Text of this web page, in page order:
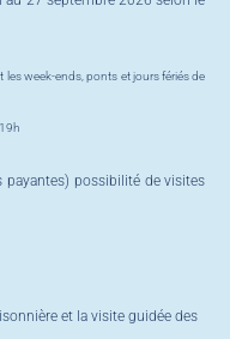
week-ends, ponts et jours fériés de
payantes) possibilité de visites
et la visite guidée des